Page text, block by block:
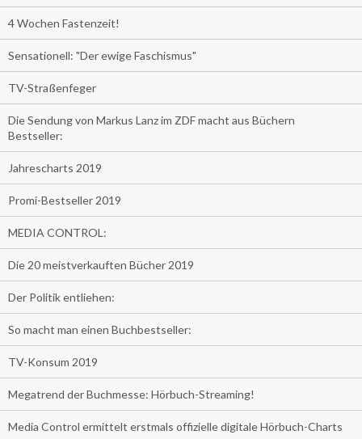
4 Wochen Fastenzeit!
Sensationell: "Der ewige Faschismus"
TV-Straßenfeger
Die Sendung von Markus Lanz im ZDF macht aus Büchern
Bestseller:
Jahrescharts 2019
Promi-Bestseller 2019
MEDIA CONTROL:
Die 20 meistverkauften Bücher 2019
Der Politik entliehen:
So macht man einen Buchbestseller:
TV-Konsum 2019
Megatrend der Buchmesse: Hörbuch-Streaming!
Media Control ermittelt erstmals offizielle digitale Hörbuch-Charts